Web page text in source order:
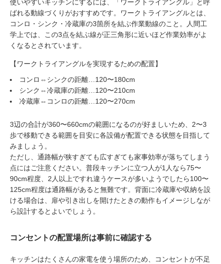
使いやすいキッチンにするには、「ワークトライアングル」と呼
ばれる動線づくりがおすすめです。ワークトライアングルとは、
コンロ・シンク・冷蔵庫の3箇所を結ぶ作業動線のこと。人間工
学上では、この3点を結ぶ線が正三角形に近いほど作業効率がよ
くなるとされています。
【ワークトライアングルを実現するための配置】
コンロ⇔シンクの距離…120〜180cm
シンク⇔冷蔵庫の距離…120〜210cm
冷蔵庫⇔コンロの距離…120〜270cm
3辺の合計が360〜660cmの範囲になるのが好ましいため、2〜3
歩で移動できる範囲を目安に各設備が配置できる状態を目指して
みましょう。
ただし、通路幅が狭すぎても広すぎても家事効率が落ちてしまう
点にはご注意ください。普段キッチンに立つ人が1人なら75〜
90cm程度、2人以上ですれ違うケースが多いようでしたら100〜
125cm程度は通路幅があると無難です。背面に冷蔵庫や収納を設
ける場合は、扉や引き出しを開けたときの動作もイメージしなが
ら設計するとよいでしょう。
コンセントの配置場所は事前に確認する
キッチンはたくさんの家電を使う場所のため、コンセントが不足